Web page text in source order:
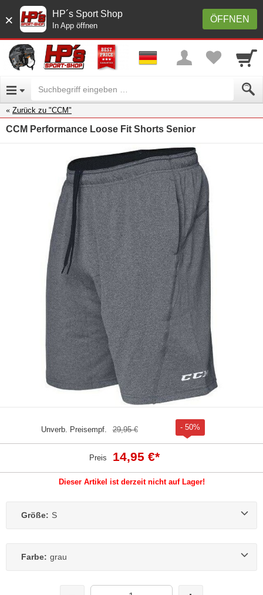
× ÖFFNEN
HP´s Sport Shop
In App öffnen
Zurück zu "CCM"
CCM Performance Loose Fit Shorts Senior
Unverb. Preisempf. 29,95 € - 50%
Preis 14,95 €*
Dieser Artikel ist derzeit nicht auf Lager!
Größe: S
Farbe: grau